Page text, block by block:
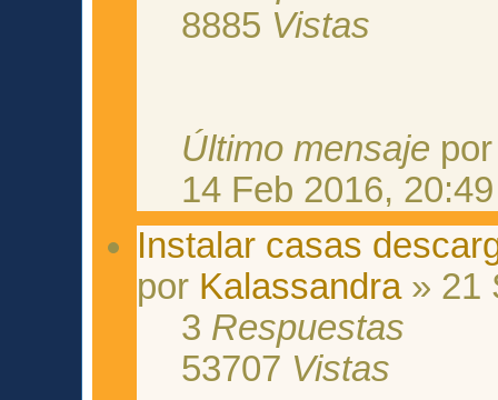
8885 Vistas
Último mensaje
14 Feb 2016, 20:49
Instalar casas
por Kalassandra» 21
3 Respuestas
53707 Vistas